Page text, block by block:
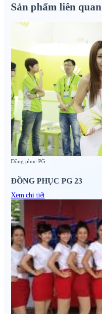
Sản phẩm liên quan
Đồng phục PG
ĐỒNG PHỤC PG 23
Xem chi tiết